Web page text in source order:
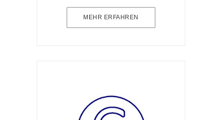
MEHR ERFAHREN